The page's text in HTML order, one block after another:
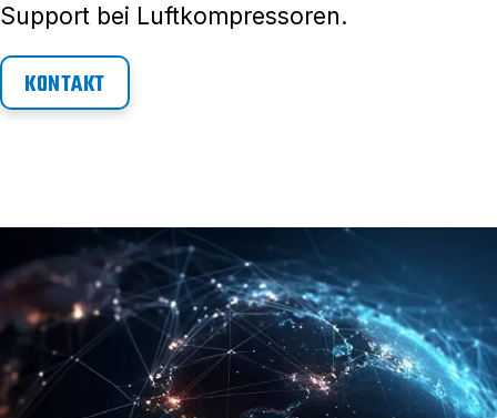
Support bei Luftkompressoren.
KONTAKT